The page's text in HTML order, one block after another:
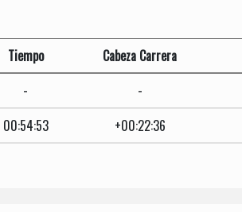
Tiempo Cabeza Carrera
- -
00:54:53 +00:22:36